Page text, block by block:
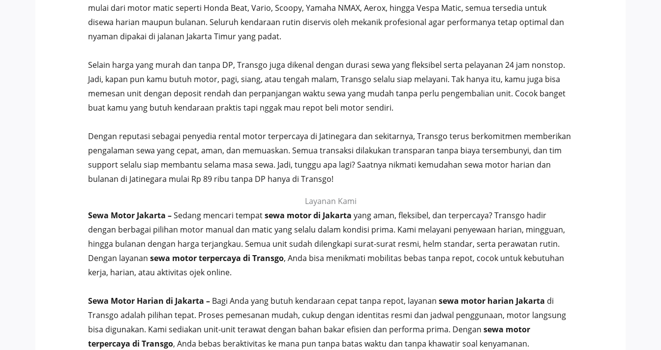
mulai dari motor matic seperti Honda Beat, Vario, Scoopy, Yamaha NMAX, Aerox, hingga Vespa Matic, semua tersedia untuk
disewa harian maupun bulanan. Seluruh kendaraan rutin diservis oleh mekanik profesional agar performanya tetap optimal dan
nyaman dipakai di jalanan Jakarta Timur yang padat.
Selain harga yang murah dan tanpa DP, Transgo juga dikenal dengan durasi sewa yang fleksibel serta pelayanan 24 jam nonstop.
Jadi, kapan pun kamu butuh motor, pagi, siang, atau tengah malam, Transgo selalu siap melayani. Tak hanya itu, kamu juga bisa
memesan unit dengan deposit rendah dan perpanjangan waktu sewa yang mudah tanpa perlu pengembalian unit. Cocok banget
buat kamu yang butuh kendaraan praktis tapi nggak mau repot beli motor sendiri.
Dengan reputasi sebagai penyedia rental motor terpercaya di Jatinegara dan sekitarnya, Transgo terus berkomitmen memberikan
pengalaman sewa yang cepat, aman, dan memuaskan. Semua transaksi dilakukan transparan tanpa biaya tersembunyi, dan tim
support selalu siap membantu selama masa sewa. Jadi, tunggu apa lagi? Saatnya nikmati kemudahan sewa motor harian dan
bulanan di Jatinegara mulai Rp 89 ribu tanpa DP hanya di Transgo!
Layanan Kami
Sewa Motor Jakarta –Sedang mencari tempatsewa motor di Jakarta yang aman, fleksibel, dan terpercaya? Transgo hadir
dengan berbagai pilihan motor manual dan matic yang selalu dalam kondisi prima. Kami melayani penyewaan harian, mingguan,
hingga bulanan dengan harga terjangkau. Semua unit sudah dilengkapi surat-surat resmi, helm standar, serta perawatan rutin.
Dengan layanan sewa motor terpercaya di Transgo, Anda bisa menikmati mobilitas bebas tanpa repot, cocok untuk kebutuhan
kerja, harian, atau aktivitas ojek online.
Sewa Motor Harian di Jakarta –Bagi Anda yang butuh kendaraan cepat tanpa repot, layanan sewa motor harian Jakarta di
Transgo adalah pilihan tepat. Proses pemesanan mudah, cukup dengan identitas resmi dan jadwal penggunaan, motor langsung
bisa digunakan. Kami sediakan unit-unit terawat dengan bahan bakar efisien dan performa prima. Dengan sewa motor
terpercaya di Transgo, Anda bebas beraktivitas ke mana pun tanpa batas waktu dan tanpa khawatir soal kenyamanan.